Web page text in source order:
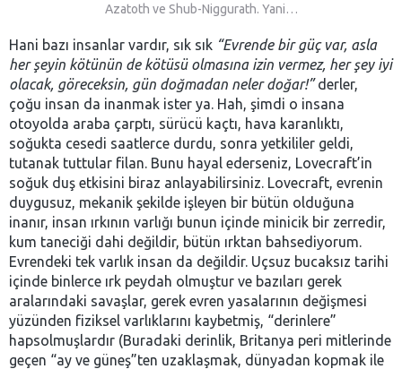
Azatoth ve Shub-Niggurath. Yani…
Hani bazı insanlar vardır, sık sık “Evrende bir güç var, asla
her şeyin kötünün de kötüsü olmasına izin vermez, her şey iyi
olacak, göreceksin, gün doğmadan neler doğar!”derler,
çoğu insan da inanmak ister ya. Hah, şimdi o insana
otoyolda araba çarptı, sürücü kaçtı, hava karanlıktı,
soğukta cesedi saatlerce durdu, sonra yetkililer geldi,
tutanak tuttular filan. Bunu hayal ederseniz, Lovecraft’in
soğuk duş etkisini biraz anlayabilirsiniz. Lovecraft, evrenin
duygusuz, mekanik şekilde işleyen bir bütün olduğuna
inanır, insan ırkının varlığı bunun içinde minicik bir zerredir,
kum taneciği dahi değildir, bütün ırktan bahsediyorum.
Evrendeki tek varlık insan da değildir. Uçsuz bucaksız tarihi
içinde binlerce ırk peydah olmuştur ve bazıları gerek
aralarındaki savaşlar, gerek evren yasalarının değişmesi
yüzünden fiziksel varlıklarını kaybetmiş, “derinlere”
hapsolmuşlardır (Buradaki derinlik, Britanya peri mitlerinde
geçen “ay ve güneş”ten uzaklaşmak, dünyadan kopmak ile